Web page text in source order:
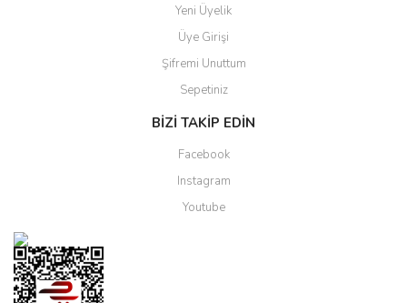
Yeni Üyelik
Üye Girişi
Şifremi Unuttum
Sepetiniz
BİZİ TAKİP EDİN
Facebook
Instagram
Youtube